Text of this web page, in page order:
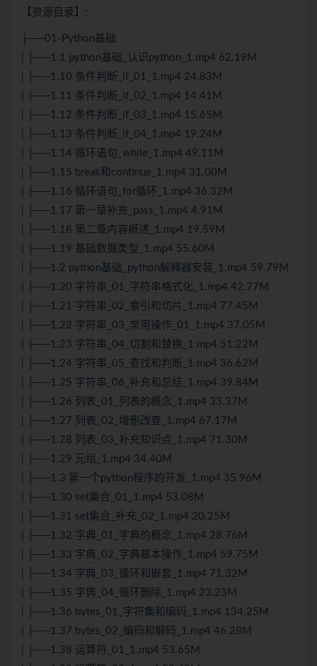
【资源目录】:
├──01-Python基础
| ├──1.1 python基础_认识python_1.mp4 62.19M
| ├──1.10 条件判断_if_01_1.mp4 24.83M
| ├──1.11 条件判断_if_02_1.mp4 14.41M
| ├──1.12 条件判断_if_03_1.mp4 15.65M
| ├──1.13 条件判断_if_04_1.mp4 19.24M
| ├──1.14 循环语句_while_1.mp4 49.11M
| ├──1.15 break和continue_1.mp4 31.00M
| ├──1.16 循环语句_for循环_1.mp4 36.32M
| ├──1.17 第一章补充_pass_1.mp4 4.91M
| ├──1.18 第二章内容概述_1.mp4 19.59M
| ├──1.19 基础数据类型_1.mp4 55.60M
| ├──1.2 python基础_python解释器安装_1.mp4 59.79M
| ├──1.20 字符串_01_字符串格式化_1.mp4 42.77M
| ├──1.21 字符串_02_索引和切片_1.mp4 77.45M
| ├──1.22 字符串_03_常用操作_01_1.mp4 37.05M
| ├──1.23 字符串_04_切割和替换_1.mp4 51.22M
| ├──1.24 字符串_05_查找和判断_1.mp4 36.62M
| ├──1.25 字符串_06_补充和总结_1.mp4 39.84M
| ├──1.26 列表_01_列表的概念_1.mp4 33.37M
| ├──1.27 列表_02_增删改查_1.mp4 67.17M
| ├──1.28 列表_03_补充知识点_1.mp4 71.30M
| ├──1.29 元组_1.mp4 34.40M
| ├──1.3 第一个python程序的开发_1.mp4 35.96M
| ├──1.30 set集合_01_1.mp4 53.08M
| ├──1.31 set集合_补充_02_1.mp4 20.25M
| ├──1.32 字典_01_字典的概念_1.mp4 28.76M
| ├──1.33 字典_02_字典基本操作_1.mp4 59.75M
| ├──1.34 字典_03_循环和嵌套_1.mp4 71.32M
| ├──1.35 字典_04_循环删除_1.mp4 23.23M
| ├──1.36 bytes_01_字符集和编码_1.mp4 134.25M
| ├──1.37 bytes_02_编码和解码_1.mp4 46.28M
| ├──1.38 运算符_01_1.mp4 53.65M